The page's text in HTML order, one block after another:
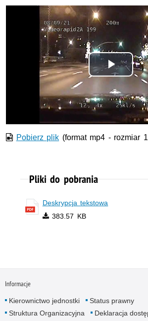
Pobierz plik (format mp4 - rozmiar
Pliki do pobrania
Deskrypcja tekstowa
383.57 KB
Informacje
Kierownictwo jednostki
Status prawny
Struktura Organizacyjna
Deklaracja